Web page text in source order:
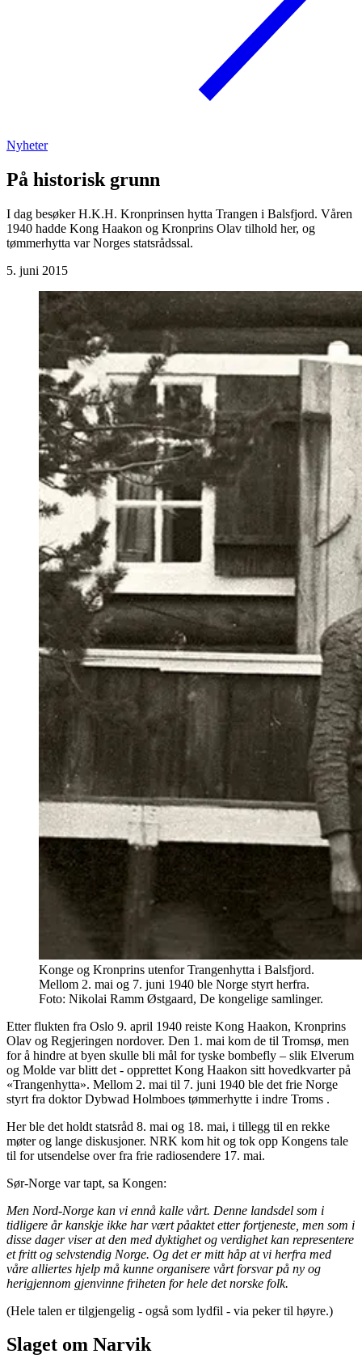
Nyheter
På historisk grunn
I dag besøker H.K.H. Kronprinsen hytta Trangen i Balsfjord. Våren
1940 hadde Kong Haakon og Kronprins Olav tilhold her, og
tømmerhytta var Norges statsrådssal.
5. juni 2015
Konge og Kronprins utenfor Trangenhytta i Balsfjord.
Mellom 2. mai og 7. juni 1940 ble Norge styrt herfra.
Foto: Nikolai Ramm Østgaard, De kongelige samlinger.
Etter flukten fra Oslo 9. april 1940 reiste Kong Haakon, Kronprins
Olav og Regjeringen nordover. Den 1. mai kom de til Tromsø, men
for å hindre at byen skulle bli mål for tyske bombefly – slik Elverum
og Molde var blitt det - opprettet Kong Haakon sitt hovedkvarter på
«Trangenhytta». Mellom 2. mai til 7. juni 1940 ble det frie Norge
styrt fra doktor Dybwad Holmboes tømmerhytte i indre Troms .
Her ble det holdt statsråd 8. mai og 18. mai, i tillegg til en rekke
møter og lange diskusjoner. NRK kom hit og tok opp Kongens tale
til for utsendelse over fra frie radiosendere 17. mai.
Sør-Norge var tapt, sa Kongen:
Men Nord-Norge kan vi ennå kalle vårt. Denne landsdel som i
tidligere år kanskje ikke har vært påaktet etter fortjeneste, men som i
disse dager viser at den med dyktighet og verdighet kan representere
et fritt og selvstendig Norge. Og det er mitt håp at vi herfra med
våre alliertes hjelp må kunne organisere vårt forsvar på ny og
herigjennom gjenvinne friheten for hele det norske folk.
(Hele talen er tilgjengelig - også som lydfil - via peker til høyre.)
Slaget om Narvik